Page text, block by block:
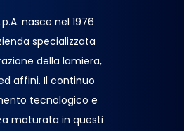
nasce nel 1976
specializzata
della lamiera,
affini. Il continuo
tecnologico e
maturata in questi